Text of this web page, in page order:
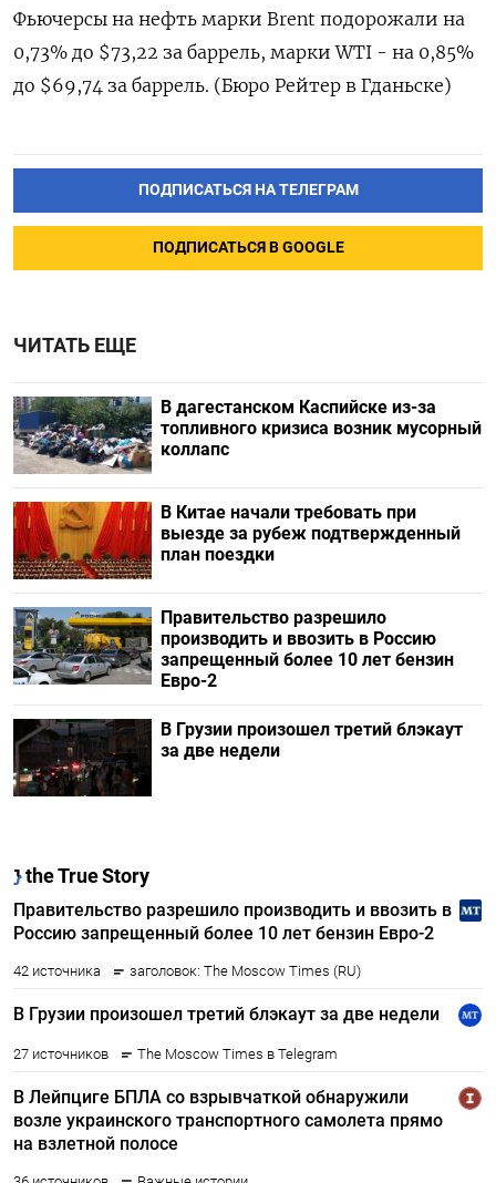
Фьючерсы на нефть марки Brent подорожали на
0,73% до $73,22 за баррель, марки WTI - на 0,85%
до $69,74 за баррель. (Бюро Рейтер в Гданьске)
ПОДПИСАТЬСЯ НА ТЕЛЕГРАМ
ПОДПИСАТЬСЯ В GOOGLE
ЧИТАТЬ ЕЩЕ
В дагестанском Каспийске из-за
топливного кризиса возник мусорный
коллапс
В Китае начали требовать при
выезде за рубеж подтвержденный
план поездки
Правительство разрешило
производить и ввозить в Россию
запрещенный более 10 лет бензин
Евро-2
В Грузии произошел третий блэкаут
за две недели